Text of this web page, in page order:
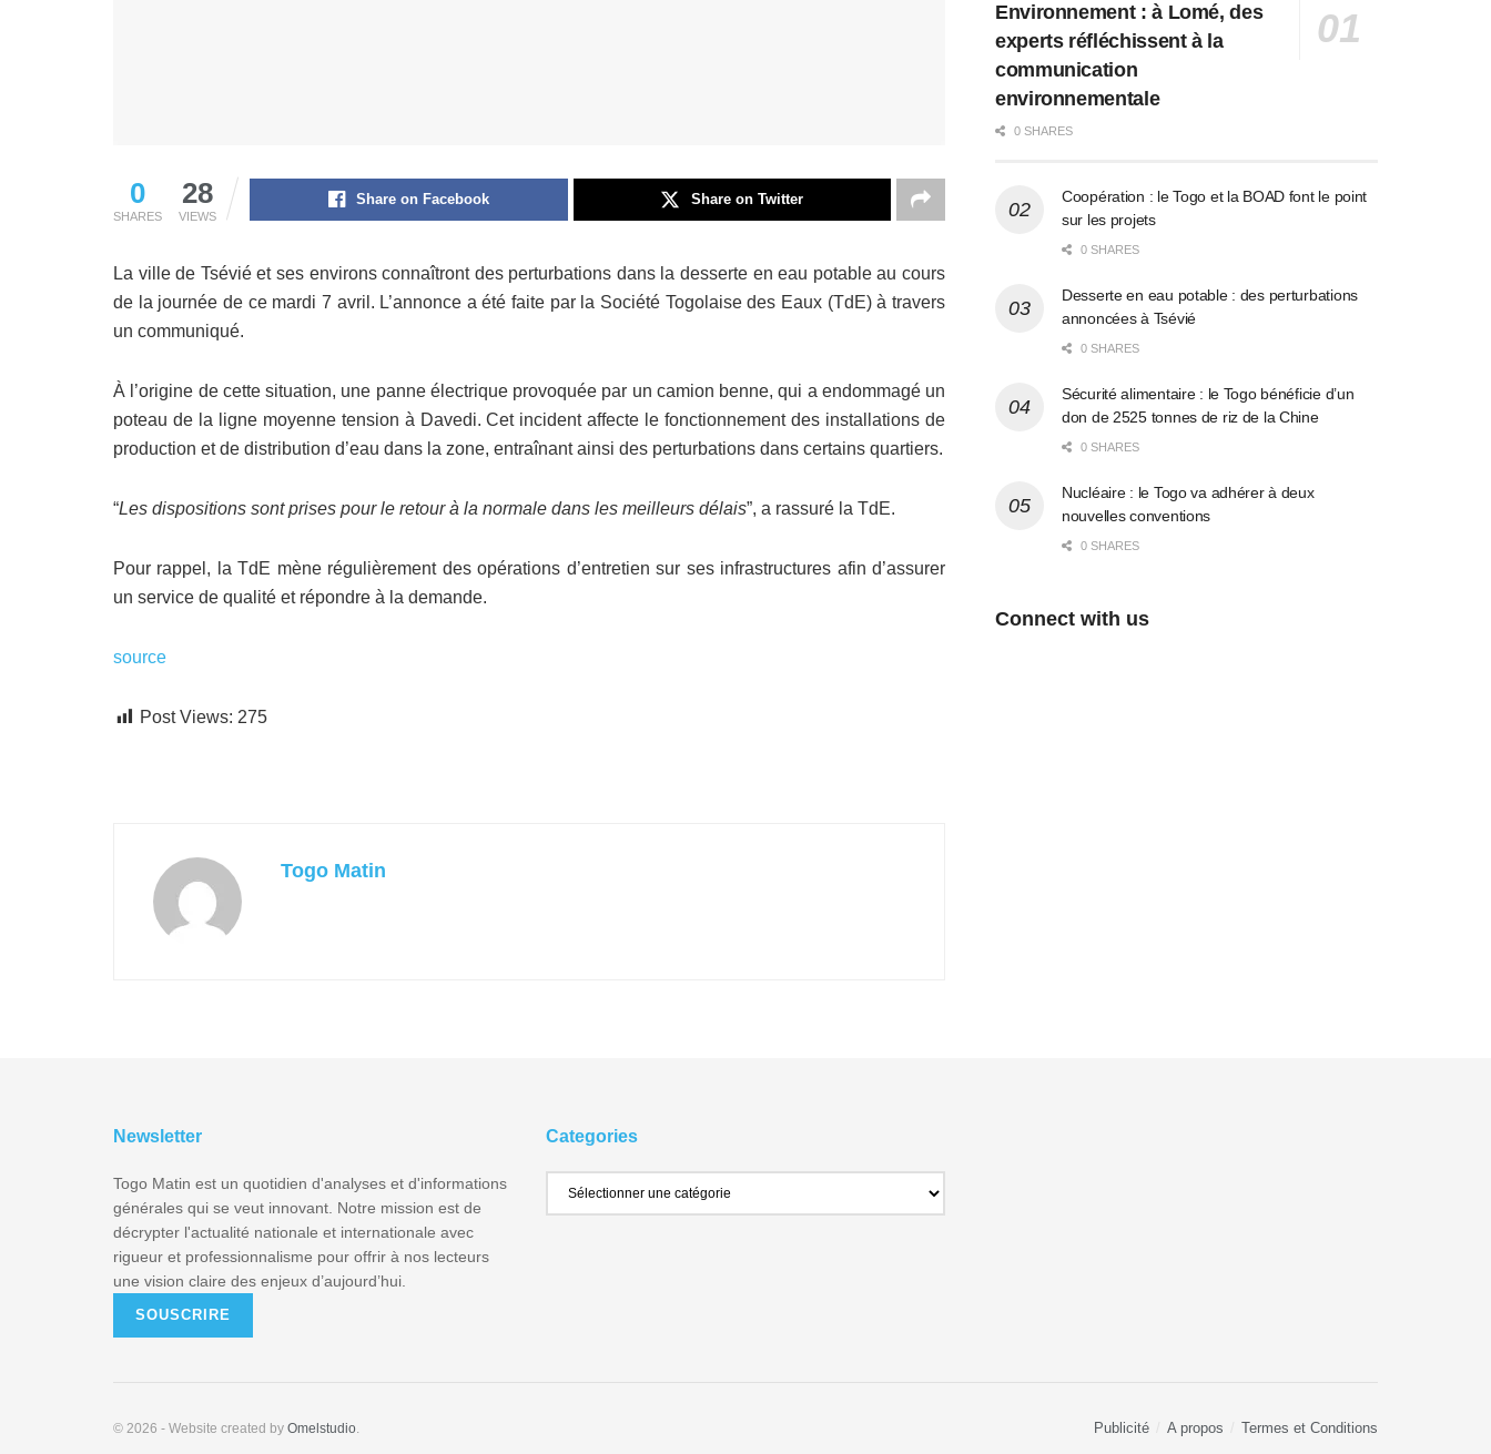
0
SHARES
28
VIEWS
Share on Facebook Share on Twitter
La ville de Tsévié et ses environs connaîtront des perturbations dans la desserte en eau potable au cours
de la journée de ce mardi 7 avril. L’annonce a été faite par la Société Togolaise des Eaux (TdE) à travers
un communiqué.
À l’origine de cette situation, une panne électrique provoquée par un camion benne, qui a endommagé un
poteau de la ligne moyenne tension à Davedi. Cet incident affecte le fonctionnement des installations de
production et de distribution d’eau dans la zone, entraînant ainsi des perturbations dans certains quartiers.
“Les dispositions sont prises pour le retour à la normale dans les meilleurs délais”, a rassuré la TdE.
Pour rappel, la TdE mène régulièrement des opérations d’entretien sur ses infrastructures afin d’assurer
un service de qualité et répondre à la demande.
source
Post Views: 275
Togo Matin
Environnement : à Lomé, des
experts réfléchissent à la
communication
environnementale
0 SHARES
Coopération : le Togo et la BOAD font le point
sur les projets
0 SHARES
Desserte en eau potable : des perturbations
annoncées à Tsévié
0 SHARES
Sécurité alimentaire : le Togo bénéficie d’un
don de 2525 tonnes de riz de la Chine
0 SHARES
Nucléaire : le Togo va adhérer à deux
nouvelles conventions
0 SHARES
Connect with us
Newsletter
Togo Matin est un quotidien d'analyses et d'informations
générales qui se veut innovant. Notre mission est de
décrypter l'actualité nationale et internationale avec
rigueur et professionnalisme pour offrir à nos lecteurs
une vision claire des enjeux d’aujourd’hui.
SOUSCRIRE
Categories
Publicité A propos Termes et Conditions
© 2026 - Website created by Omelstudio.